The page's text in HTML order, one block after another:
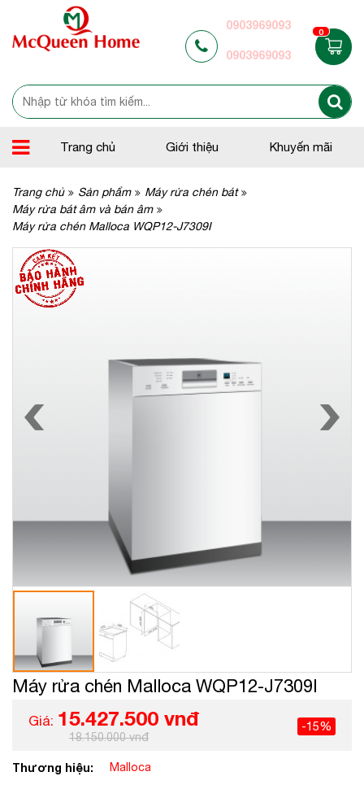
0903969093
0903969093
0
Trang chủ Giới thiệu Khuyến mãi
Trang chủ Sản phẩm
Máy rửa chén bát
Máy rửa bát âm và bán âm
Máy rửa chén Malloca WQP12-J7309I
Máy rửa chén Malloca WQP12-J7309I
Giá: 15.427.500 vnđ
18.150.000 vnđ
-15%
Thương hiệu: Malloca